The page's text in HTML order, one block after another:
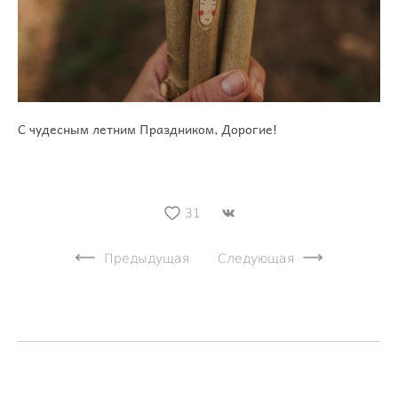
С чудесным летним Праздником, Дорогие!
31
Предыдущая Следующая